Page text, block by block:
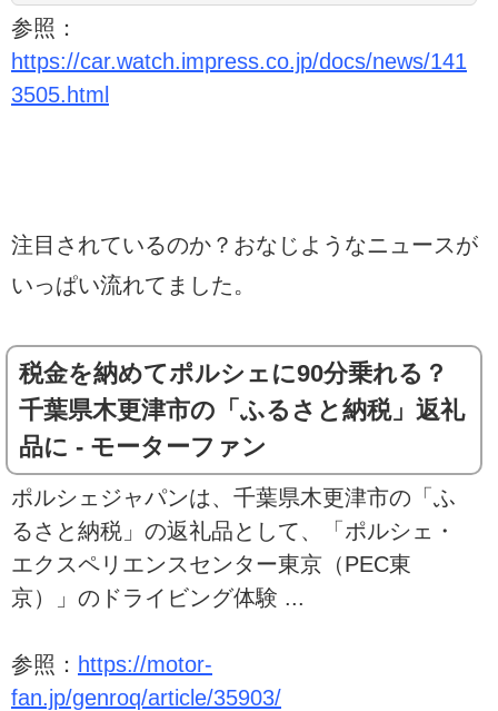
参照：
https://car.watch.impress.co.jp/docs/news/141
3505.html
注目されているのか？おなじようなニュースが
いっぱい流れてました。
税金を納めてポルシェに90分乗れる？
千葉県木更津市の「ふるさと納税」返礼
品に - モーターファン
ポルシェジャパンは、千葉県木更津市の「ふ
るさと納税」の返礼品として、「ポルシェ・
エクスペリエンスセンター東京（PEC東
京）」のドライビング体験 ...
参照： https://motor-
fan.jp/genroq/article/35903/